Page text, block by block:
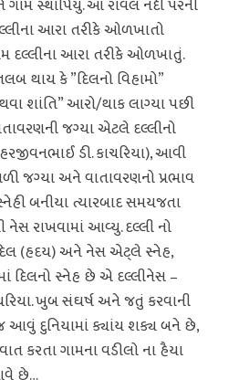
ગામ સ્થાપિયુ. આ રાવલ નદી પરની
આરા તરીકે ઓળખાતો
આરા તરીકે ઓળખાતું.
થાય કે ”દિલનો વિહામો”
શાંતિ” આરો/થાક લાગ્યા પછી
જગ્યા એટલે દલ્લીનો
ડી. કાચરિયા), આવી
જગ્યા અને વાતાવરણનો પ્રભાવ
બનીયા ત્યારબાદ સમયજતા
રાખવામાં આવ્યુ. દલ્લી નો
(હદય) અને નેસ એટ્લે સ્નેહ,
દિલનો સ્નેહ છે એ દલ્લીનેસ –
ખુબ સંઘર્ષ અને જતું કરવાની
આવું દુનિયામાં ક્યાંય શક્ય બને છે,
કરતા ગામના વડીલો ના હૈયા
છે…